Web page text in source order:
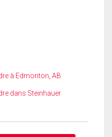
à Edmonton, AB
dans Steinhauer